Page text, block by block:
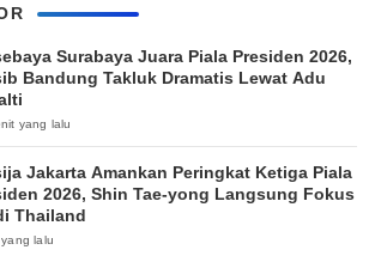
Surabaya Juara Piala Presiden 2026,
Bandung Takluk Dramatis Lewat Adu
yang lalu
Jakarta Amankan Peringkat Ketiga Piala
2026, Shin Tae-yong Langsung Fokus
Thailand
lalu